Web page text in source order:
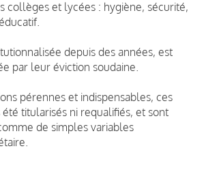
collèges et lycées : hygiène, sécurité,
depuis des années, est
par leur éviction soudaine.
pérennes et indispensables, ces
été titularisés ni requalifiés, et sont
de simples variables